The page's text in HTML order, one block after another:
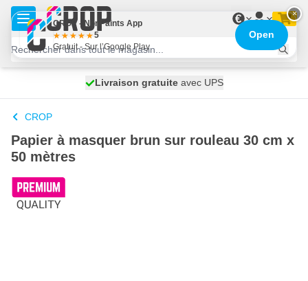
Aller au contenu
€
expédié aujourd'hui
Livraison gratuiteavec UPS
100 jours
CROP
Papier à masquer brun sur rouleau 30 cm x
50 mètres
×
CROP - NonPaints App
5
Gratuit - Sur l’Google Play
Open